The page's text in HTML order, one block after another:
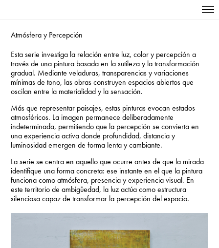
Atmósfera y Percepción
Esta serie investiga la relación entre luz, color y percepción a
través de una pintura basada en la sutileza y la transformación
gradual. Mediante veladuras, transparencias y variaciones
mínimas de tono, las obras construyen espacios abiertos que
oscilan entre la materialidad y la sensación.
Más que representar paisajes, estas pinturas evocan estados
atmosféricos. La imagen permanece deliberadamente
indeterminada, permitiendo que la percepción se convierta en
una experiencia activa donde profundidad, distancia y
luminosidad emergen de forma lenta y cambiante.
La serie se centra en aquello que ocurre antes de que la mirada
identifique una forma concreta: ese instante en el que la pintura
funciona como atmósfera, presencia y experiencia visual. En
este territorio de ambigüedad, la luz actúa como estructura
silenciosa capaz de transformar la percepción del espacio.